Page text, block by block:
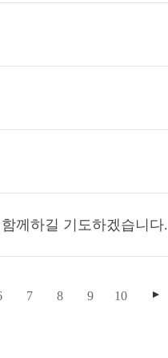
께하길 기도하겠습니다.
7 8 9 10